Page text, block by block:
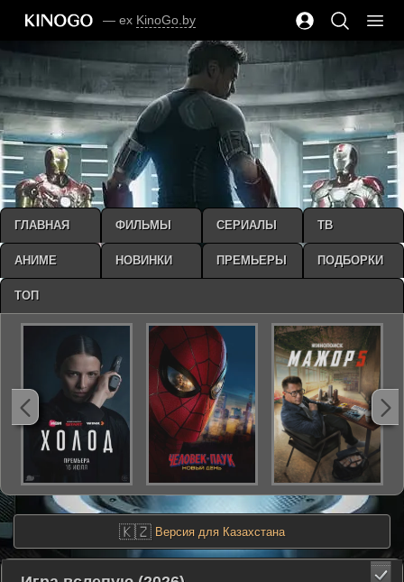
— ex KinoGo.by
🇰🇿 Версия для Казахстана
ГЛАВНАЯ ФИЛЬМЫ СЕРИАЛЫ ТВ
АНИМЕ НОВИНКИ ПРЕМЬЕРЫ ПОДБОРКИ
ТОП